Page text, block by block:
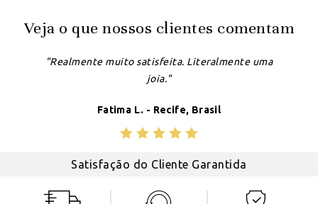
Veja o que nossos clientes comentam
"Realmente muito satisfeita. Literalmente uma
joia."
Fatima L. - Recife, Brasil
Satisfação do Cliente Garantida